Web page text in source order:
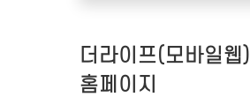
더라이프(모바일웹)
홈페이지